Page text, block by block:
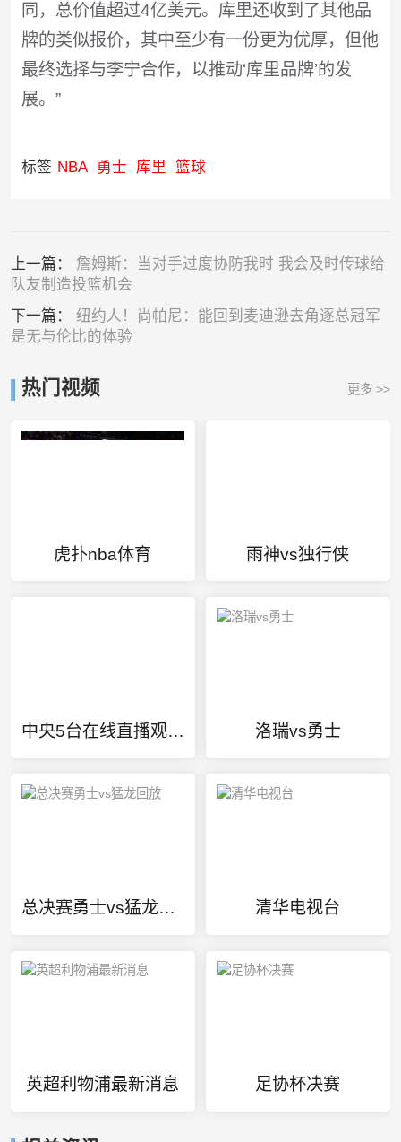
同，总价值超过4亿美元。库里还收到了其他品
牌的类似报价，其中至少有一份更为优厚，但他
最终选择与李宁合作，以推动‘库里品牌’的发
展。”
标签 NBA 勇士 库里 篮球
上一篇： 詹姆斯：当对手过度协防我时 我会及时传球给
队友制造投篮机会
下一篇： 纽约人！尚帕尼：能回到麦迪逊去角逐总冠军
是无与伦比的体验
热门视频 更多 >>
虎扑nba体育 雨神vs独行侠
中央5台在线直播观看高清 洛瑞vs勇士
总决赛勇士vs猛龙回放 清华电视台
英超利物浦最新消息 足协杯决赛